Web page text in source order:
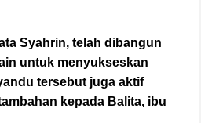
Syahrin, telah dibangun
untuk menyukseskan
tersebut juga aktif
kepada Balita, ibu